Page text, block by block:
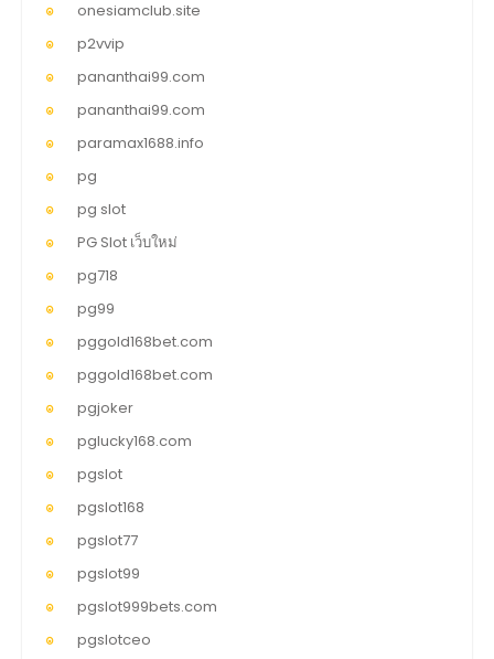
onesiamclub.site
p2vvip
pananthai99.com
pananthai99.com
paramax1688.info
pg
pg slot
PG Slot เว็บใหม่
pg718
pg99
pggold168bet.com
pggold168bet.com
pgjoker
pglucky168.com
pgslot
pgslot168
pgslot77
pgslot99
pgslot999bets.com
pgslotceo